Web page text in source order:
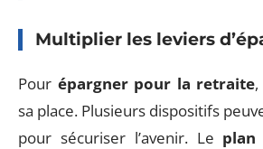
Multiplier les leviers
Pour épargner pour la retraite
sa place. Plusieurs dispositifs
pour sécuriser l’avenir. Le plan